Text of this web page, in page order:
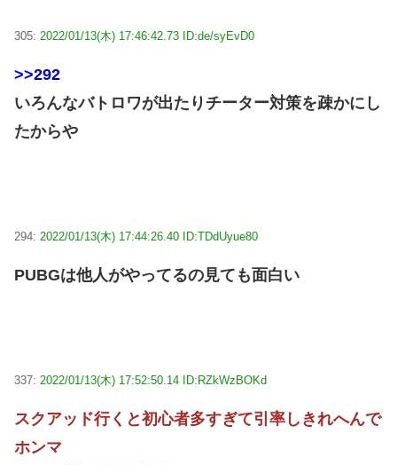
305: 2022/01/13(木) 17:46:42.73 ID:de/syEvD0
>>292
いろんなバトロワが出たりチーター対策を疎かにし
たからや
294: 2022/01/13(木) 17:44:26.40 ID:TDdUyue80
PUBGは他人がやってるの見ても面白い
337: 2022/01/13(木) 17:52:50.14 ID:RZkWzBOKd
スクアッド行くと初心者多すぎて引率しきれへんで
ホンマ